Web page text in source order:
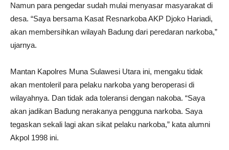
Namun para pengedar sudah mulai menyasar masyarakat di
desa. “Saya bersama Kasat Resnarkoba AKP Djoko Hariadi,
akan membersihkan wilayah Badung dari peredaran narkoba,”
ujarnya.
Mantan Kapolres Muna Sulawesi Utara ini, mengaku tidak
akan mentoleril para pelaku narkoba yang beroperasi di
wilayahnya. Dan tidak ada toleransi dengan nakoba. “Saya
akan jadikan Badung nerakanya pengguna narkoba. Saya
tegaskan sekali lagi akan sikat pelaku narkoba,” kata alumni
Akpol 1998 ini.